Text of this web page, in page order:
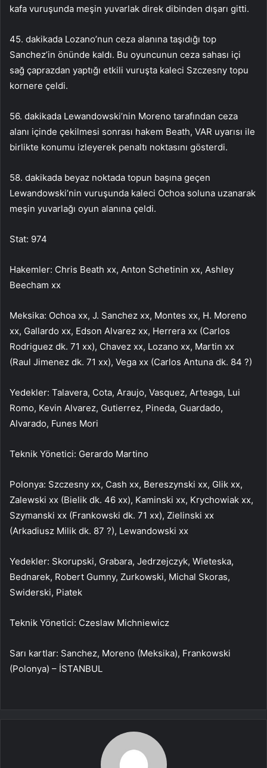
kafa vuruşunda meşin yuvarlak direk dibinden dışarı gitti.
45. dakikada Lozano’nun ceza alanına taşıdığı top
Sanchez’in önünde kaldı. Bu oyuncunun ceza sahası içi
sağ çaprazdan yaptığı etkili vuruşta kaleci Szczesny topu
kornere çeldi.
56. dakikada Lewandowski’nin Moreno tarafından ceza
alanı içinde çekilmesi sonrası hakem Beath, VAR uyarısı ile
birlikte konumu izleyerek penaltı noktasını gösterdi.
58. dakikada beyaz noktada topun başına geçen
Lewandowski’nin vuruşunda kaleci Ochoa soluna uzanarak
meşin yuvarlağı oyun alanına çeldi.
Stat: 974
Hakemler: Chris Beath xx, Anton Schetinin xx, Ashley
Beecham xx
Meksika: Ochoa xx, J. Sanchez xx, Montes xx, H. Moreno
xx, Gallardo xx, Edson Alvarez xx, Herrera xx (Carlos
Rodriguez dk. 71 xx), Chavez xx, Lozano xx, Martin xx
(Raul Jimenez dk. 71 xx), Vega xx (Carlos Antuna dk. 84 ?)
Yedekler: Talavera, Cota, Araujo, Vasquez, Arteaga, Lui
Romo, Kevin Alvarez, Gutierrez, Pineda, Guardado,
Alvarado, Funes Mori
Teknik Yönetici: Gerardo Martino
Polonya: Szczesny xx, Cash xx, Bereszynski xx, Glik xx,
Zalewski xx (Bielik dk. 46 xx), Kaminski xx, Krychowiak xx,
Szymanski xx (Frankowski dk. 71 xx), Zielinski xx
(Arkadiusz Milik dk. 87 ?), Lewandowski xx
Yedekler: Skorupski, Grabara, Jedrzejczyk, Wieteska,
Bednarek, Robert Gumny, Zurkowski, Michal Skoras,
Swiderski, Piatek
Teknik Yönetici: Czeslaw Michniewicz
Sarı kartlar: Sanchez, Moreno (Meksika), Frankowski
(Polonya) – İSTANBUL